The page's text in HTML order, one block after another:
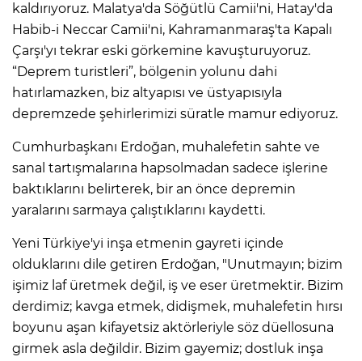
kaldırıyoruz. Malatya'da Söğütlü Camii'ni, Hatay'da
Habib-i Neccar Camii'ni, Kahramanmaraş'ta Kapalı
Çarşı'yı tekrar eski görkemine kavuşturuyoruz.
“Deprem turistleri”, bölgenin yolunu dahi
hatırlamazken, biz altyapısı ve üstyapısıyla
depremzede şehirlerimizi süratle mamur ediyoruz.
Cumhurbaşkanı Erdoğan, muhalefetin sahte ve
sanal tartışmalarına hapsolmadan sadece işlerine
baktıklarını belirterek, bir an önce depremin
yaralarını sarmaya çalıştıklarını kaydetti.
Yeni Türkiye'yi inşa etmenin gayreti içinde
olduklarını dile getiren Erdoğan, "Unutmayın; bizim
işimiz laf üretmek değil, iş ve eser üretmektir. Bizim
derdimiz; kavga etmek, didişmek, muhalefetin hırsı
boyunu aşan kifayetsiz aktörleriyle söz düellosuna
girmek asla değildir. Bizim gayemiz; dostluk inşa